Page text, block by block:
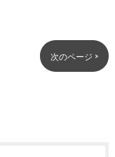
次のページ >